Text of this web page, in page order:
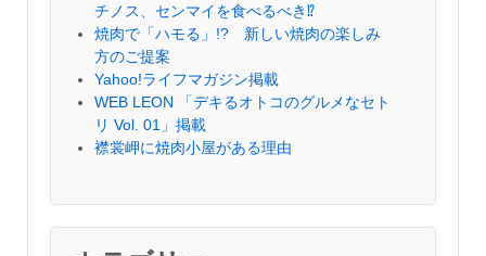
チノス、センマイを食べるべき⁉︎
焼肉で「ハモる」!? 新しい焼肉の楽しみ
方のご提案
Yahoo!ライフマガジン掲載
WEB LEON 「デキるオトコのグルメなセト
リ Vol. 01」掲載
襟裳岬に焼肉小屋がある理由